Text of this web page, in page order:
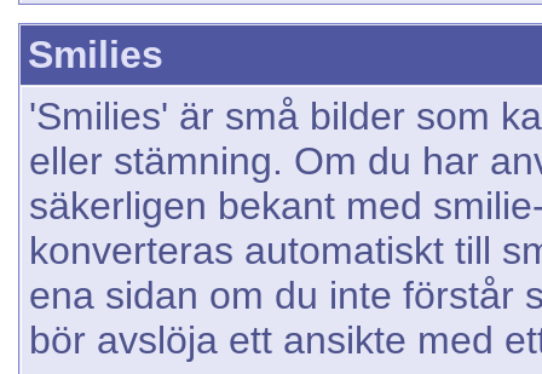
Smilies
'Smilies' är små bilder som
eller stämning. Om du har
säkerligen bekant med
konverteras automatiskt till
ena sidan om du inte förstår
bör avslöja ett ansikte med